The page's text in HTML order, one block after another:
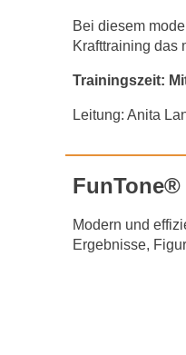
Bei diesem
Krafttraining das
Trainingszeit:
Leitung: Anita
Modern und
Ergebnisse,